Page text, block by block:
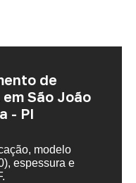
de
São João
- PI
modelo
espessura e